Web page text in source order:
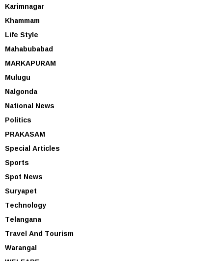
Karimnagar
Khammam
Life Style
Mahabubabad
MARKAPURAM
Mulugu
Nalgonda
National News
Politics
PRAKASAM
Special Articles
Sports
Spot News
Suryapet
Technology
Telangana
Travel And Tourism
Warangal